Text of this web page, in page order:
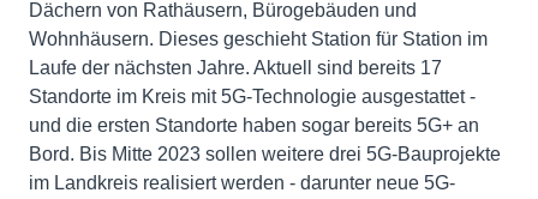
Dächern von Rathäusern, Bürogebäuden und
Wohnhäusern. Dieses geschieht Station für Station im
Laufe der nächsten Jahre. Aktuell sind bereits 17
Standorte im Kreis mit 5G-Technologie ausgestattet -
und die ersten Standorte haben sogar bereits 5G+ an
Bord. Bis Mitte 2023 sollen weitere drei 5G-Bauprojekte
im Landkreis realisiert werden - darunter neue 5G-